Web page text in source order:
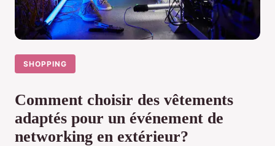
SHOPPING
Comment choisir des vêtements
adaptés pour un événement de
networking en extérieur?